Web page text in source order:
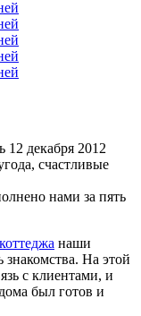
12 декабря 2012
счастливые
нами за пять
наши
На этой
с клиентами, и
был готов и